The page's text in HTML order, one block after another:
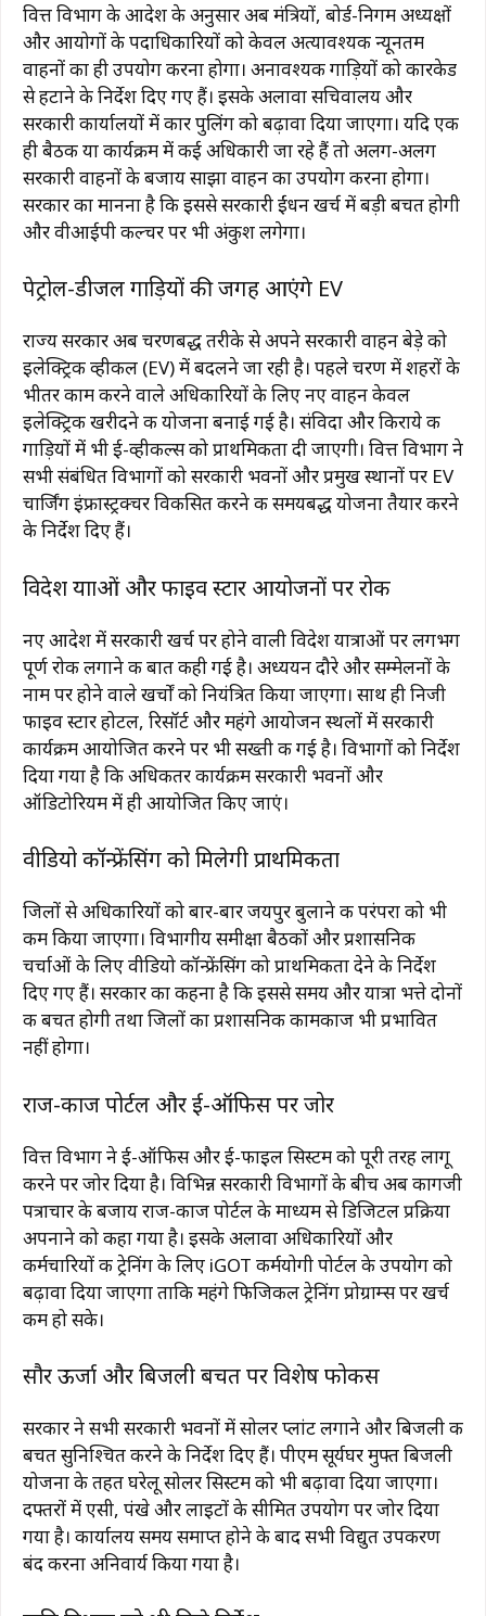
वित्त विभाग के आदेश के अनुसार अब मंत्रियों, बोर्ड-निगम अध्यक्षों
और आयोगों के पदाधिकारियों को केवल अत्यावश्यक न्यूनतम
वाहनों का ही उपयोग करना होगा। अनावश्यक गाड़ियों को कारकेड
से हटाने के निर्देश दिए गए हैं। इसके अलावा सचिवालय और
सरकारी कार्यालयों में कार पुलिंग को बढ़ावा दिया जाएगा। यदि एक
ही बैठक या कार्यक्रम में कई अधिकारी जा रहे हैं तो अलग-अलग
सरकारी वाहनों के बजाय साझा वाहन का उपयोग करना होगा।
सरकार का मानना है कि इससे सरकारी ईंधन खर्च में बड़ी बचत होगी
और वीआईपी कल्चर पर भी अंकुश लगेगा।
पेट्रोल-डीजल गाड़ियों की जगह आएंगे EV
राज्य सरकार अब चरणबद्ध तरीके से अपने सरकारी वाहन बेड़े को
इलेक्ट्रिक व्हीकल (EV) में बदलने जा रही है। पहले चरण में शहरों के
भीतर काम करने वाले अधिकारियों के लिए नए वाहन केवल
इलेक्ट्रिक खरीदने की योजना बनाई गई है। संविदा और किराये की
गाड़ियों में भी ई-व्हीकल्स को प्राथमिकता दी जाएगी। वित्त विभाग ने
सभी संबंधित विभागों को सरकारी भवनों और प्रमुख स्थानों पर EV
चार्जिंग इंफ्रास्ट्रक्चर विकसित करने की समयबद्ध योजना तैयार करने
के निर्देश दिए हैं।
विदेश यात्राओं और फाइव स्टार आयोजनों पर रोक
नए आदेश में सरकारी खर्च पर होने वाली विदेश यात्राओं पर लगभग
पूर्ण रोक लगाने की बात कही गई है। अध्ययन दौरे और सम्मेलनों के
नाम पर होने वाले खर्चों को नियंत्रित किया जाएगा। साथ ही निजी
फाइव स्टार होटल, रिसॉर्ट और महंगे आयोजन स्थलों में सरकारी
कार्यक्रम आयोजित करने पर भी सख्ती की गई है। विभागों को निर्देश
दिया गया है कि अधिकतर कार्यक्रम सरकारी भवनों और
ऑडिटोरियम में ही आयोजित किए जाएं।
वीडियो कॉन्फ्रेंसिंग को मिलेगी प्राथमिकता
जिलों से अधिकारियों को बार-बार जयपुर बुलाने की परंपरा को भी
कम किया जाएगा। विभागीय समीक्षा बैठकों और प्रशासनिक
चर्चाओं के लिए वीडियो कॉन्फ्रेंसिंग को प्राथमिकता देने के निर्देश
दिए गए हैं। सरकार का कहना है कि इससे समय और यात्रा भत्ते दोनों
की बचत होगी तथा जिलों का प्रशासनिक कामकाज भी प्रभावित
नहीं होगा।
राज-काज पोर्टल और ई-ऑफिस पर जोर
वित्त विभाग ने ई-ऑफिस और ई-फाइल सिस्टम को पूरी तरह लागू
करने पर जोर दिया है। विभिन्न सरकारी विभागों के बीच अब कागजी
पत्राचार के बजाय राज-काज पोर्टल के माध्यम से डिजिटल प्रक्रिया
अपनाने को कहा गया है। इसके अलावा अधिकारियों और
कर्मचारियों की ट्रेनिंग के लिए iGOT कर्मयोगी पोर्टल के उपयोग को
बढ़ावा दिया जाएगा ताकि महंगे फिजिकल ट्रेनिंग प्रोग्राम्स पर खर्च
कम हो सके।
सौर ऊर्जा और बिजली बचत पर विशेष फोकस
सरकार ने सभी सरकारी भवनों में सोलर प्लांट लगाने और बिजली की
बचत सुनिश्चित करने के निर्देश दिए हैं। पीएम सूर्यघर मुफ्त बिजली
योजना के तहत घरेलू सोलर सिस्टम को भी बढ़ावा दिया जाएगा।
दफ्तरों में एसी, पंखे और लाइटों के सीमित उपयोग पर जोर दिया
गया है। कार्यालय समय समाप्त होने के बाद सभी विद्युत उपकरण
बंद करना अनिवार्य किया गया है।